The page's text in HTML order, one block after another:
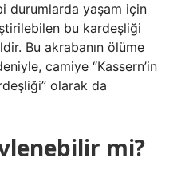
durumlarda yaşam için
bu kardeşliği
Bu akrabanın ölüme
camiye “Kassern’in
olarak da
mi?